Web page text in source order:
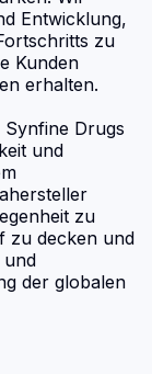
Entwicklung,
zu
Kunden
erhalten.
Drugs
und
zu
zu decken und
und
der globalen